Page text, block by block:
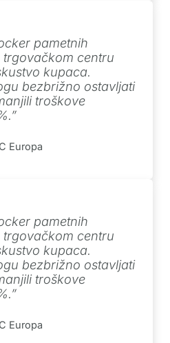
pametnih
centru
kupaca.
bezbrižno ostavljati
troškove
Europa
pametnih
centru
kupaca.
bezbrižno ostavljati
troškove
Europa